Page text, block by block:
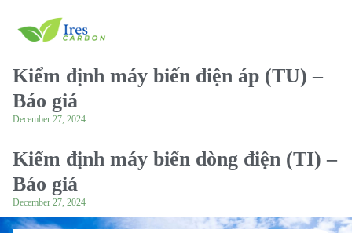
Kiểm định máy biến điện áp (TU) –
Báo giá
December 27, 2024
Kiểm định máy biến dòng điện (TI) –
Báo giá
December 27, 2024